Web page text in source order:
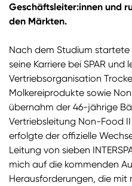
Geschäftsleiter:innen und
den Märkten.
Nach dem Studium startete
seine Karriere bei SPAR und
Vertriebsorganisation
Molkereiprodukte sowie
übernahm der 46-jährige
Vertriebsleitung Non-Food II
erfolgte der offizielle
Leitung von sieben
mich auf die kommenden
Herausforderungen, die mit